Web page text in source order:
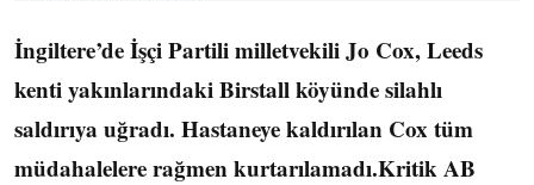
İngiltere’de İşçi Partili milletvekili Jo Cox, Leeds
kenti yakınlarındaki Birstall köyünde silahlı
saldırıya uğradı. Hastaneye kaldırılan Cox tüm
müdahalelere rağmen kurtarılamadı.Kritik AB